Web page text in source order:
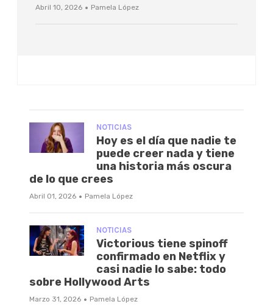
Abril 10, 2026 · Pamela López
NOTICIAS
Hoy es el día que nadie te
puede creer nada y tiene
una historia más oscura
de lo que crees
Abril 01, 2026 · Pamela López
NOTICIAS
Victorious tiene spinoff
confirmado en Netflix y
casi nadie lo sabe: todo
sobre Hollywood Arts
Marzo 31, 2026 · Pamela López